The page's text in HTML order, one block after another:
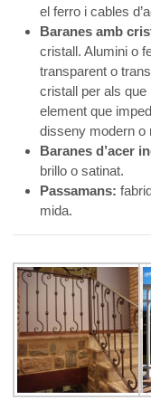
el ferro i cables
Baranes amb
cristall. Alumini o
transparent o
cristall per als
element que
disseny modern o
Baranes d’acer
brillo o satinat.
Passamans:
mida.